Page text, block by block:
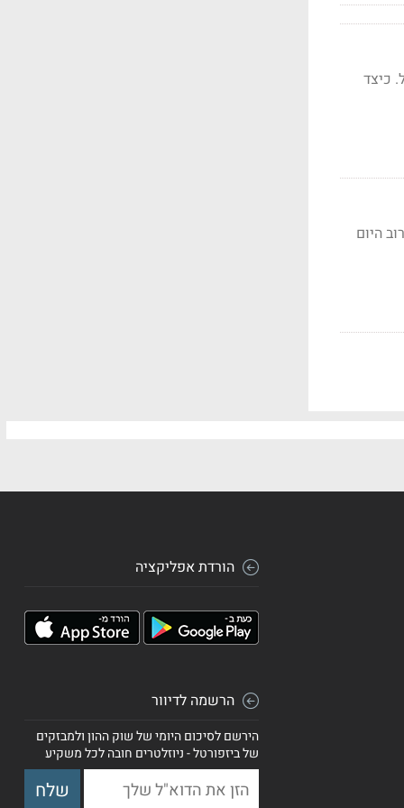
כיצד
היום
הורדת אפליקציה
הרשמה לדיוור
הירשם לסיכום היומי של שוק ההון ולמבזקים
של ביזפורטל - ניוזלטרים חובה לכל משקיע